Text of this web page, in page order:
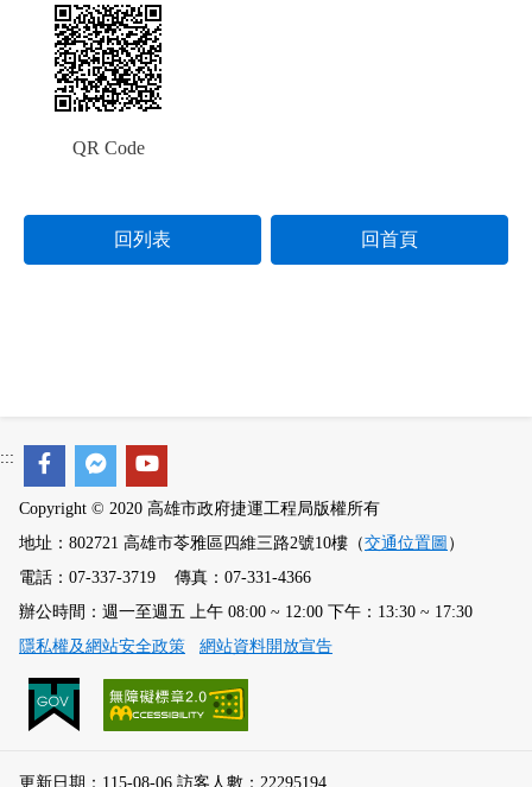
QR Code
回列表 回首頁
:::
Copyright © 2020 高雄市政府捷運工程局版權所有
地址：802721 高雄市苓雅區四維三路2號10樓（交通位置圖 ）
電話：07-337-3719 傳真：07-331-4366
辦公時間：週一至週五 上午 08:00 ~ 12:00 下午：13:30 ~ 17:30
隱私權及網站安全政策
網站資料開放宣告
更新日期：115-08-06 訪客人數：22295194